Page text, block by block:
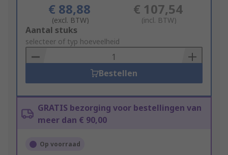
€ 88,88
(excl. BTW)
€ 107,54
(incl. BTW)
Add
to
Basket
Aantal stuks
selecteer of typ hoeveelheid
Bestellen
GRATIS bezorging voor bestellingen van
meer dan € 90,00
Op voorraad